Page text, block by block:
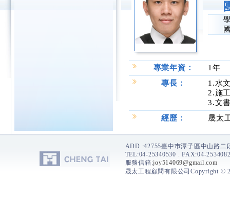
專業年資：
1年
專長：
1.水
2.施
3.文
經歷：
晟太
ADD :42755臺中巿潭子區中山路
TEL:04-25340530 . FAX:04-
服務信箱:joy514069@gmail.com
晟太工程顧問有限公司Copyright ©